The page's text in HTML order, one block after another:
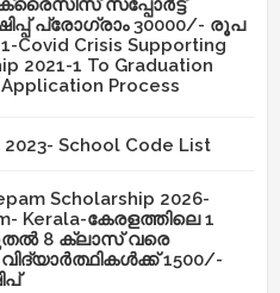
സപ്പോർട്ട്
പ്രോഗ്രാം 30000/- രൂപ
Covid Crisis Supporting
2021-1 To Graduation
Process
School Code List
Scholarship 2026-
Kerala-കേരളത്തിലെ 1
8 ക്ലാസ് വരെ
1500/-